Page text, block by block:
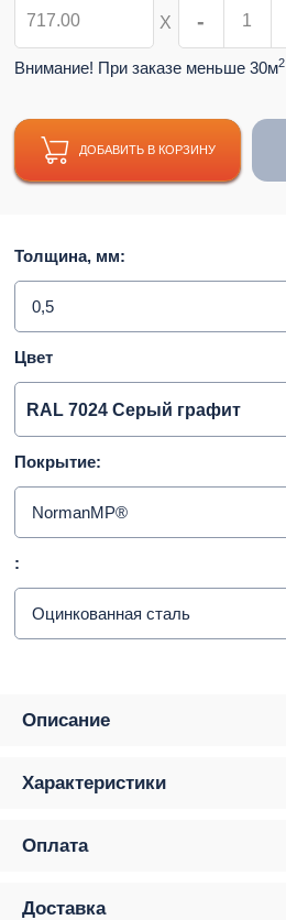
Х -
Внимание! При заказе меньше 30м2
ДОБАВИТЬ В КОРЗИНУ
Толщина, мм:
0,5
Цвет
RAL 7024 Серый графит
Покрытие:
NormanMP®
:
Оцинкованная сталь
Описание
Характеристики
Оплата
Доставка